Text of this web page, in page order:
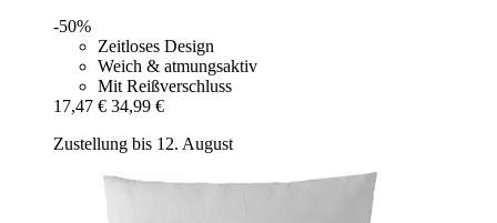
-50%
Zeitloses Design
Weich & atmungsaktiv
Mit Reißverschluss
17,47 € 34,99 €
Zustellung bis 12. August